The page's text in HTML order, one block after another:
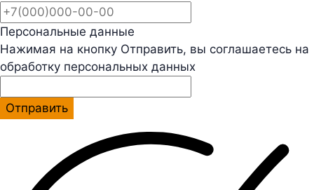
Персональные данные
Нажимая на кнопку Отправить, вы соглашаетесь на
обработку персональных данных
Отправить